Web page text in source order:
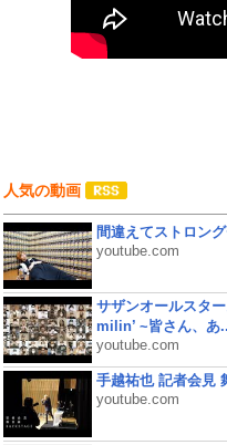
人気の動画
間違えてストロン
youtube.com
サザンオールスタ
milin’ ~皆さん、あ
youtube.com
手越祐也 記者会見
youtube.com